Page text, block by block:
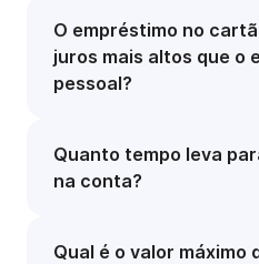
O empréstimo no
juros mais altos que o
pessoal?
Quanto tempo leva
na conta?
Qual é o valor máximo